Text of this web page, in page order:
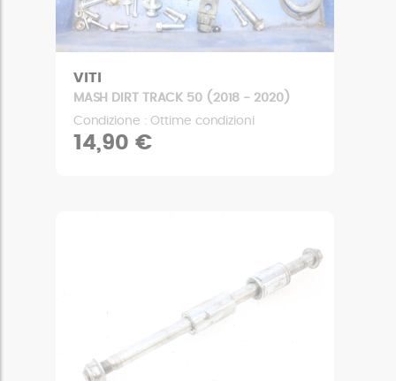
VITI
MASH DIRT TRACK 50 (2018 - 2020)
Condizione : Ottime condizioni
14,90 €